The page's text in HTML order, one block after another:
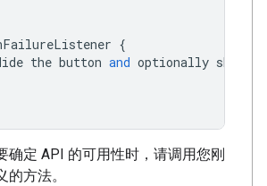
{
the button and optionally show
确定 API 的可用性时，请调用您刚
的方法。